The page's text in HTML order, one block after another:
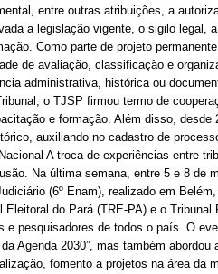
entre outras atribuições, a
a legislação vigente, o sigilo legal,
Como parte de projeto
de avaliação, classificação e
administrativa, histórica ou
o TJSP firmou termo de
e formação. Além disso,
auxiliando no cadastro de
A troca de experiências entre
Na última semana, entre 5 e 8 de
(6º Enam), realizado em
do Pará (TRE-PA) e o Tribunal
e pesquisadores de todos o país. O
Agenda 2030”, mas também
fomento a projetos na área da